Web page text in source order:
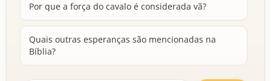
Por que a força do cavalo é considerada vã?
Quais outras esperanças são mencionadas na
Bíblia?